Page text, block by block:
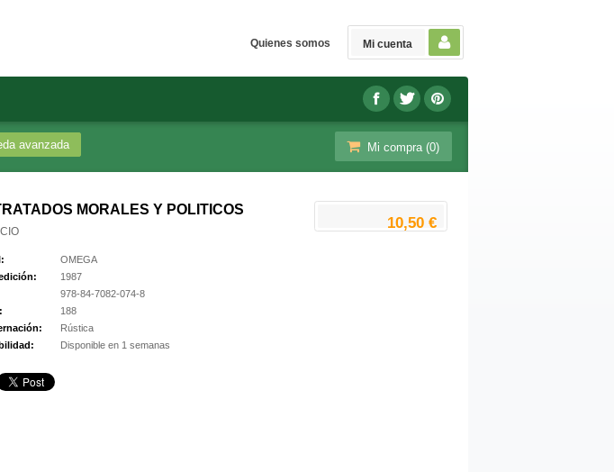
Mi cuenta
Quienes somos
avanzada Mi compra (0)
MORALES Y POLITICOS
OMEGA
1987
978-84-7082-074-8
188
Rústica
Disponible en 1 semanas
10,50 €